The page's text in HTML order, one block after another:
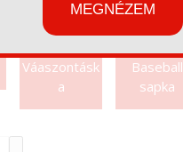
Váaszontásk
a
Baseball
sapka
MEGNÉZEM